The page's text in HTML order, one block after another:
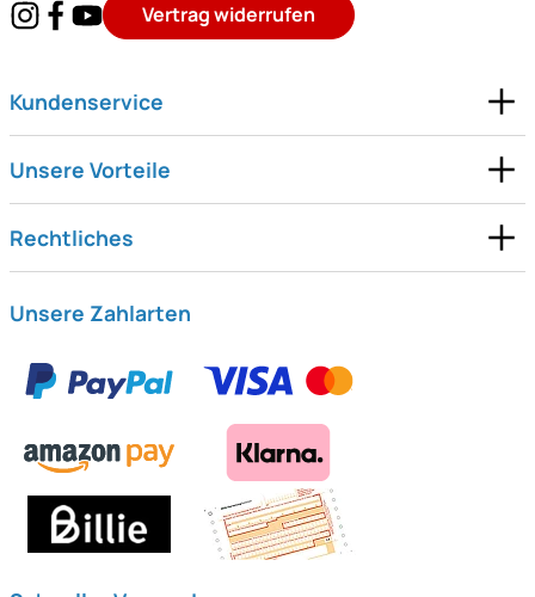
Vertrag widerrufen
Kundenservice
Unsere Vorteile
Rechtliches
Unsere Zahlarten